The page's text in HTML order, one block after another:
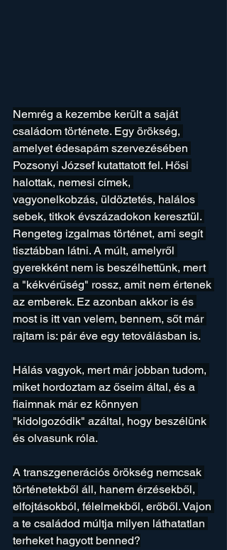
Nemrég a kezembe került a saját
családom története. Egy örökség,
amelyet édesapám szervezésében
Pozsonyi József kutattatott fel. Hősi
halottak, nemesi címek,
vagyonelkobzás, üldöztetés, halálos
sebek, titkok évszázadokon keresztül.
Rengeteg izgalmas történet, ami segít
tisztábban látni. A múlt, amelyről
gyerekként nem is beszélhettünk, mert
a "kékvérűség" rossz, amit nem értenek
az emberek. Ez azonban akkor is és
most is itt van velem, bennem, sőt már
rajtam is: pár éve egy tetoválásban is.
Hálás vagyok, mert már jobban tudom,
miket hordoztam az őseim által, és a
fiaimnak már ez könnyen
"kidolgozódik" azáltal, hogy beszélünk
és olvasunk róla.
A transzgenerációs örökség nemcsak
történetekből áll, hanem érzésekből,
elfojtásokból, félelmekből, erőből. Vajon
a te családod múltja milyen láthatatlan
terheket hagyott benned?